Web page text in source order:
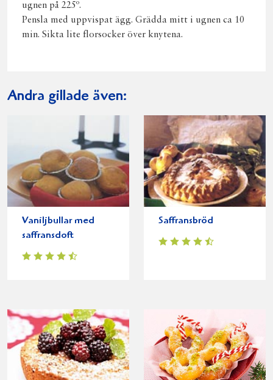
ugnen på 225º.
Pensla med uppvispat ägg. Grädda mitt i ugnen ca 10
min. Sikta lite florsocker över knytena.
Andra gillade även:
Vaniljbullar med
saffransdoft
Saffransbröd